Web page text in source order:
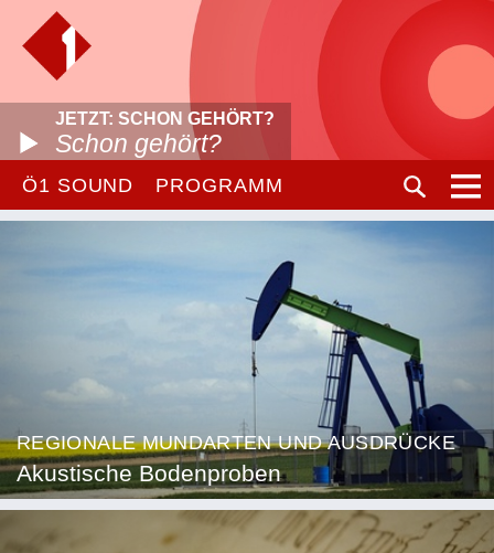
JETZT: SCHON GEHÖRT?
Schon gehört?
Ö1 SOUND PROGRAMM
REGIONALE MUNDARTEN UND AUSDRÜCKE
Akustische Bodenproben